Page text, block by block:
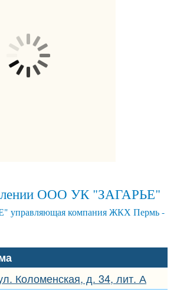
ООО УК "ЗАГАРЬЕ"
компания ЖКХ Пермь -
Коломенская, д. 34, лит. А